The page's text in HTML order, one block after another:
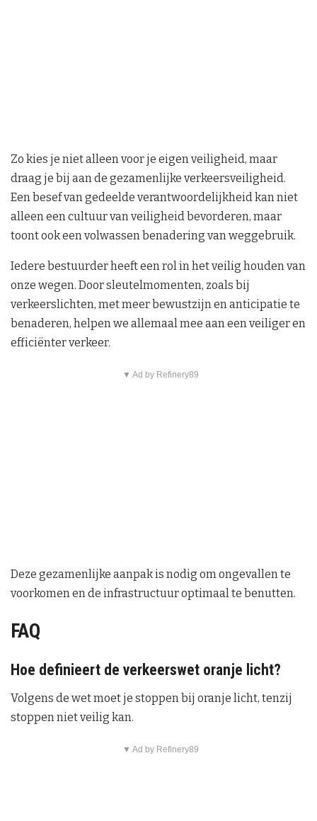
Zo kies je niet alleen voor je eigen veiligheid, maar
draag je bij aan de gezamenlijke verkeersveiligheid.
Een besef van gedeelde verantwoordelijkheid kan niet
alleen een cultuur van veiligheid bevorderen, maar
toont ook een volwassen benadering van weggebruik.
Iedere bestuurder heeft een rol in het veilig houden van
onze wegen. Door sleutelmomenten, zoals bij
verkeerslichten, met meer bewustzijn en anticipatie te
benaderen, helpen we allemaal mee aan een veiliger en
efficiënter verkeer.
▼ Ad by Refinery89
Deze gezamenlijke aanpak is nodig om ongevallen te
voorkomen en de infrastructuur optimaal te benutten.
FAQ
Hoe definieert de verkeerswet oranje licht?
Volgens de wet moet je stoppen bij oranje licht, tenzij
stoppen niet veilig kan.
▼ Ad by Refinery89